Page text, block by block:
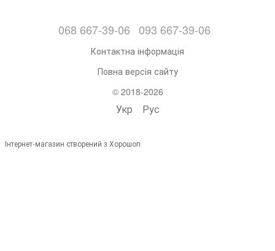
068 667-39-06 093 667-39-06
Контактна інформація
Повна версія сайту
© 2018-2026
Укр Рус
Інтернет-магазин створений з Хорошоп